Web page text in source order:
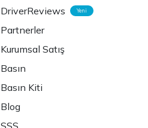
DriverReviews Yeni
Partnerler
Kurumsal Satış
Basın
Basın Kiti
Blog
SSS